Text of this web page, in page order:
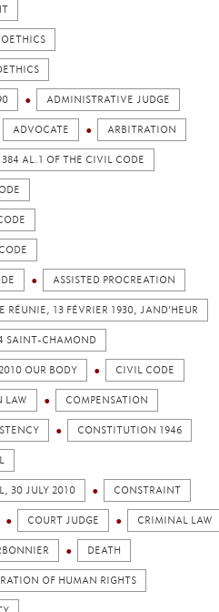
ADMINISTRATIVE JUDGE
ADVOCATE ARBITRATION
AL.1 OF THE CIVIL CODE
ASSISTED PROCREATION
RÉUNIE, 13 FÉVRIER 1930, JAND’HEUR
SAINT-CHAMOND
OUR BODY CIVIL CODE
LAW COMPENSATION
CONSTITUTION 1946
30 JULY 2010 CONSTRAINT
COURT JUDGE CRIMINAL LAW
DEATH
OF HUMAN RIGHTS